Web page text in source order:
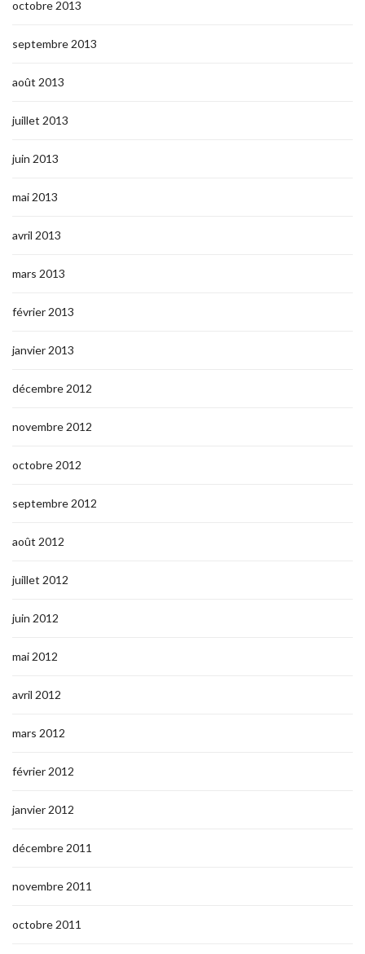
octobre 2013
septembre 2013
août 2013
juillet 2013
juin 2013
mai 2013
avril 2013
mars 2013
février 2013
janvier 2013
décembre 2012
novembre 2012
octobre 2012
septembre 2012
août 2012
juillet 2012
juin 2012
mai 2012
avril 2012
mars 2012
février 2012
janvier 2012
décembre 2011
novembre 2011
octobre 2011